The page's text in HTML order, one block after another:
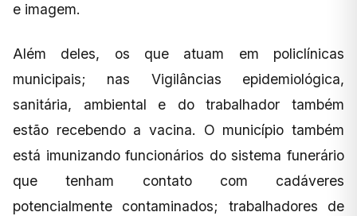
e imagem.
Além deles, os que atuam em policlínicas
municipais; nas Vigilâncias epidemiológica,
sanitária, ambiental e do trabalhador também
estão recebendo a vacina. O município também
está imunizando funcionários do sistema funerário
que tenham contato com cadáveres
potencialmente contaminados; trabalhadores de